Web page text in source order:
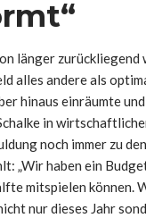
länger zurückliegend
alles andere als
hinaus einräumte
in
noch immer zu
„Wir haben ein
mitspielen können.
nur dieses Jahr